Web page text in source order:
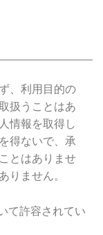
、利用目的の
扱うことはあ
情報を取得し
得ないで、承
とはありませ
りません。
て許容されてい